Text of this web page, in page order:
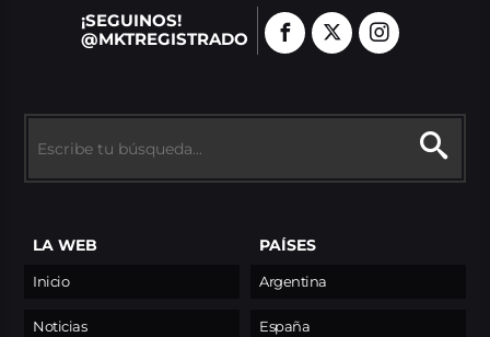
¡SEGUINOS!
@MKTREGISTRADO
LA WEB
Inicio
Noticias
PAÍSES
Argentina
España